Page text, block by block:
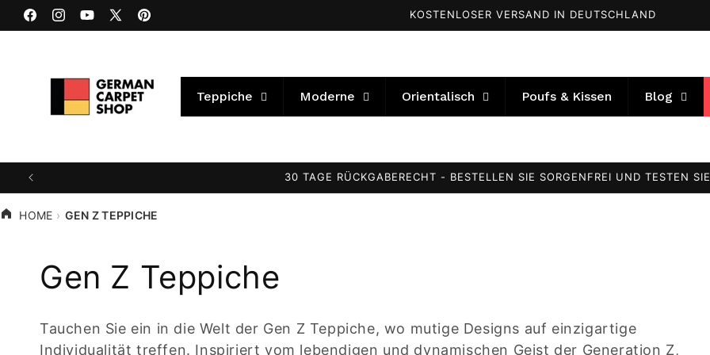
zum
Inhalt
FacebookInstagramYouTube
X
Pinterest
KOSTENLOSER VERSAND IN DEUTSCHLAND
Teppiche Moderne Orientalisch Poufs & Kissen Blog
ÜBER 3000 TEPPICHE IM SORTIMENT - ÜBERZEUGEN SIE SICH VON UNSERER
HOME GEN Z TEPPICHE
K
a
Gen Z Teppiche
Tauchen Sie ein in die Welt der Gen Z Teppiche, wo mutige Designs auf einzigartige
Individualität treffen. Inspiriert vom lebendigen und dynamischen Geist der Generation Z,